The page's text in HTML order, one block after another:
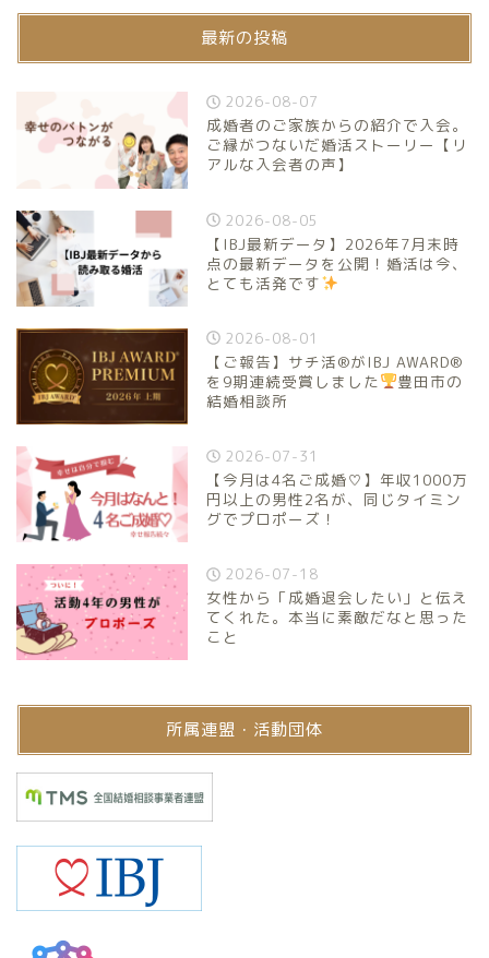
最新の投稿
2026-08-07
成婚者のご家族からの紹介で入会。
ご縁がつないだ婚活ストーリー【リ
アルな入会者の声】
2026-08-05
【IBJ最新データ】2026年7月末時
点の最新データを公開！婚活は今、
とても活発です
2026-08-01
【ご報告】サチ活®がIBJ AWARD®
を9期連続受賞しました
豊田市の
結婚相談所
2026-07-31
【今月は4名ご成婚♡】年収1000万
円以上の男性2名が、同じタイミン
グでプロポーズ！
2026-07-18
女性から「成婚退会したい」と伝え
てくれた。本当に素敵だなと思った
こと
所属連盟・活動団体